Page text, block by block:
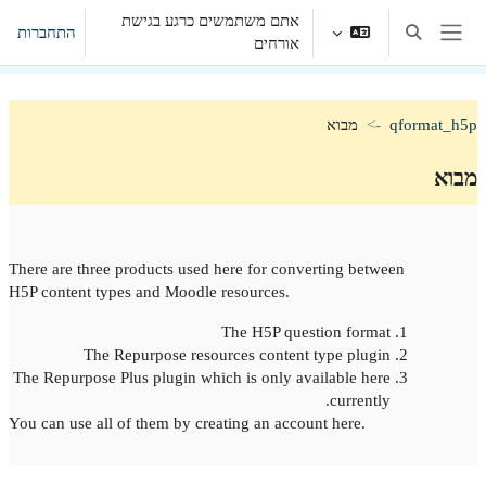
דילוג לתוכן הראשי
חלון סקירה צדדי
הצגה או הסתרה של קלט חיפוש
אתם משתמשים כרגע בגישת
אורחים
התחברות
qformat_h5p מבוא
מבוא
There are three products used here for converting between
H5P content types and Moodle resources.
The H5P question format
The Repurpose resources content type plugin
The Repurpose Plus plugin which is only available here
currently.
You can use all of them by creating an account here.